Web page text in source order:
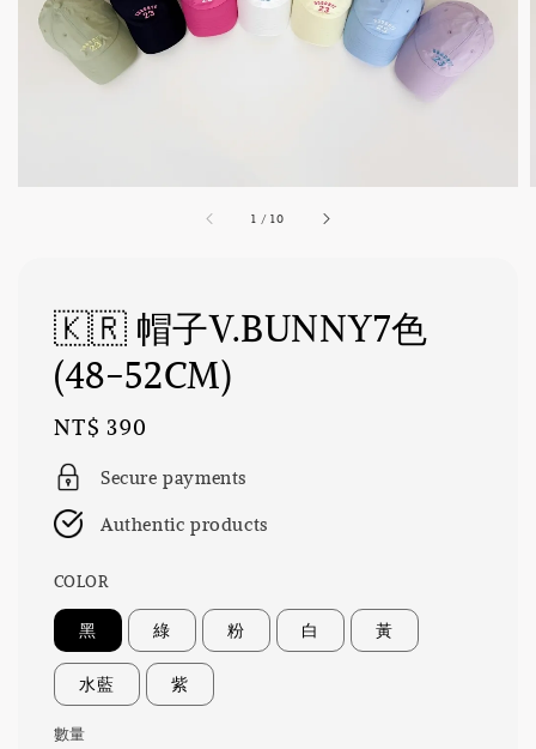
1 /10
🇰🇷 帽子V.BUNNY7色
(48-52CM)
Regular
price
NT$ 390
Secure payments
Authentic products
COLOR
黑 綠 粉 白 黃
水藍 紫
數量